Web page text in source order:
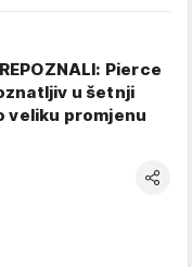
Pierce
u šetnji
veliku promjenu